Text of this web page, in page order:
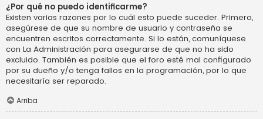
¿Por qué no puedo identificarme?
Existen varias razones por lo cuál esto puede suceder. Primero,
asegúrese de que su nombre de usuario y contraseña se
encuentren escritos correctamente. Si lo están, comuníquese
con La Administración para asegurarse de que no ha sido
excluido. También es posible que el foro esté mal configurado
por su dueño y/o tenga fallos en la programación, por lo que
necesitaría ser reparado.
Arriba